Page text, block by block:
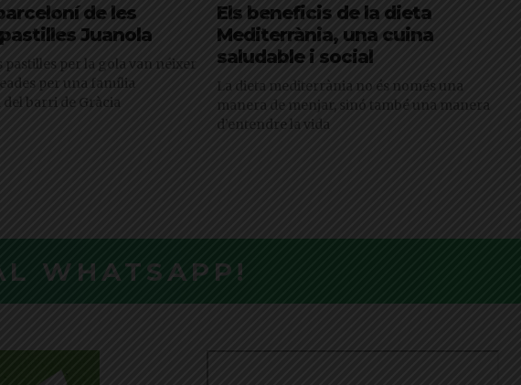
de les
Juanola
pastilles per la gola van néixer
per una família
barri de Gràcia
Els beneficis de la dieta
Mediterrània, una cuina
saludable i social
La dieta mediterrània no és només una
manera de menjar, sinó també una manera
d’entendre la vida
WHATSAPP!